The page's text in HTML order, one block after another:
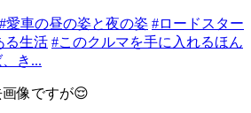
#愛車の昼の姿と夜の姿 #ロードスター
る生活 #このクルマを手に入れるほん
き...
像ですが😌